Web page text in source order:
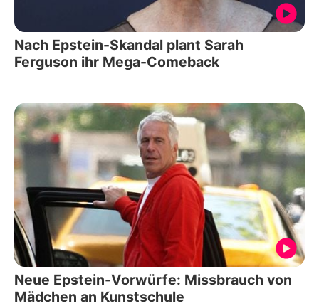
Nach Epstein-Skandal plant Sarah
Ferguson ihr Mega-Comeback
Neue Epstein-Vorwürfe: Missbrauch von
Mädchen an Kunstschule